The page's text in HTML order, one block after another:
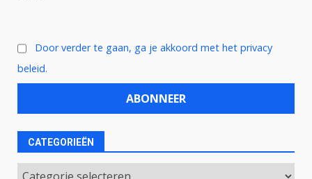
Door verder te gaan, ga je akkoord met het privacy
beleid.
CATEGORIEËN
Categorieën